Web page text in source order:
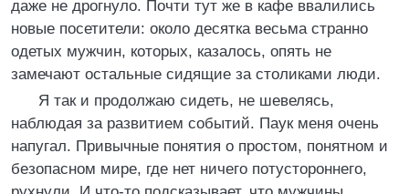
даже не дрогнуло. Почти тут же в кафе ввалились
новые посетители: около десятка весьма странно
одетых мужчин, которых, казалось, опять не
замечают остальные сидящие за столиками люди.
Я так и продолжаю сидеть, не шевелясь,
наблюдая за развитием событий. Паук меня очень
напугал. Привычные понятия о простом, понятном и
безопасном мире, где нет ничего потустороннего,